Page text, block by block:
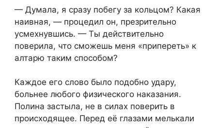
— Думала, я сразу побегу за кольцом? Какая
наивная, — процедил он, презрительно
усмехнувшись. — Ты действительно
поверила, что сможешь меня «припереть» к
алтарю таким способом?
Каждое его слово было подобно удару,
больнее любого физического наказания.
Полина застыла, не в силах поверить в
происходящее. Перед её глазами мелькали